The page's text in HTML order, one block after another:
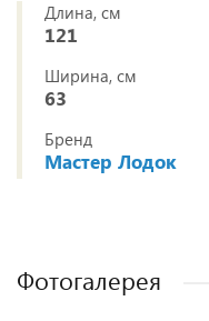
Длина, см
121
Ширина, см
63
Бренд
Мастер Лодок
Фотогалерея